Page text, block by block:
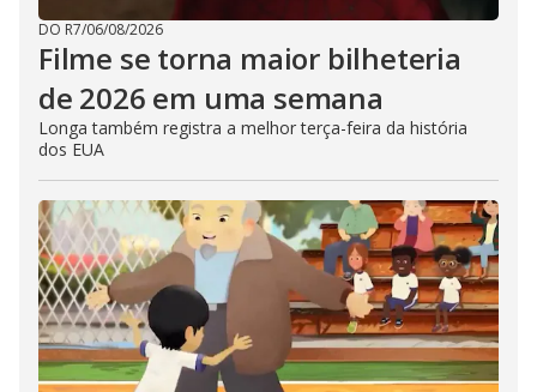
DO R7/06/08/2026
Filme se torna maior bilheteria
de 2026 em uma semana
Longa também registra a melhor terça-feira da história
dos EUA